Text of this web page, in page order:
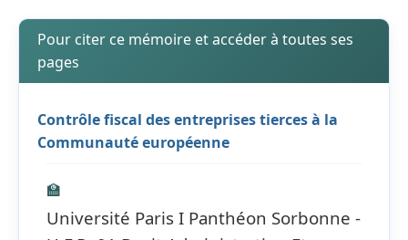
Pour citer ce mémoire et accéder à toutes ses
pages
Contrôle fiscal des entreprises tierces à la
Communauté européenne
🏫
Université Paris I Panthéon Sorbonne -